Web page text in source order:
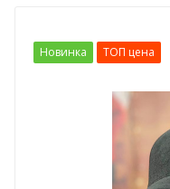
Новинка ТОП цена